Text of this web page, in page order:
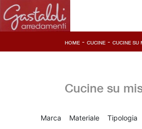
HOME - CUCINE - CUCINE SU
Cucine su
Marca Materiale Tipologia